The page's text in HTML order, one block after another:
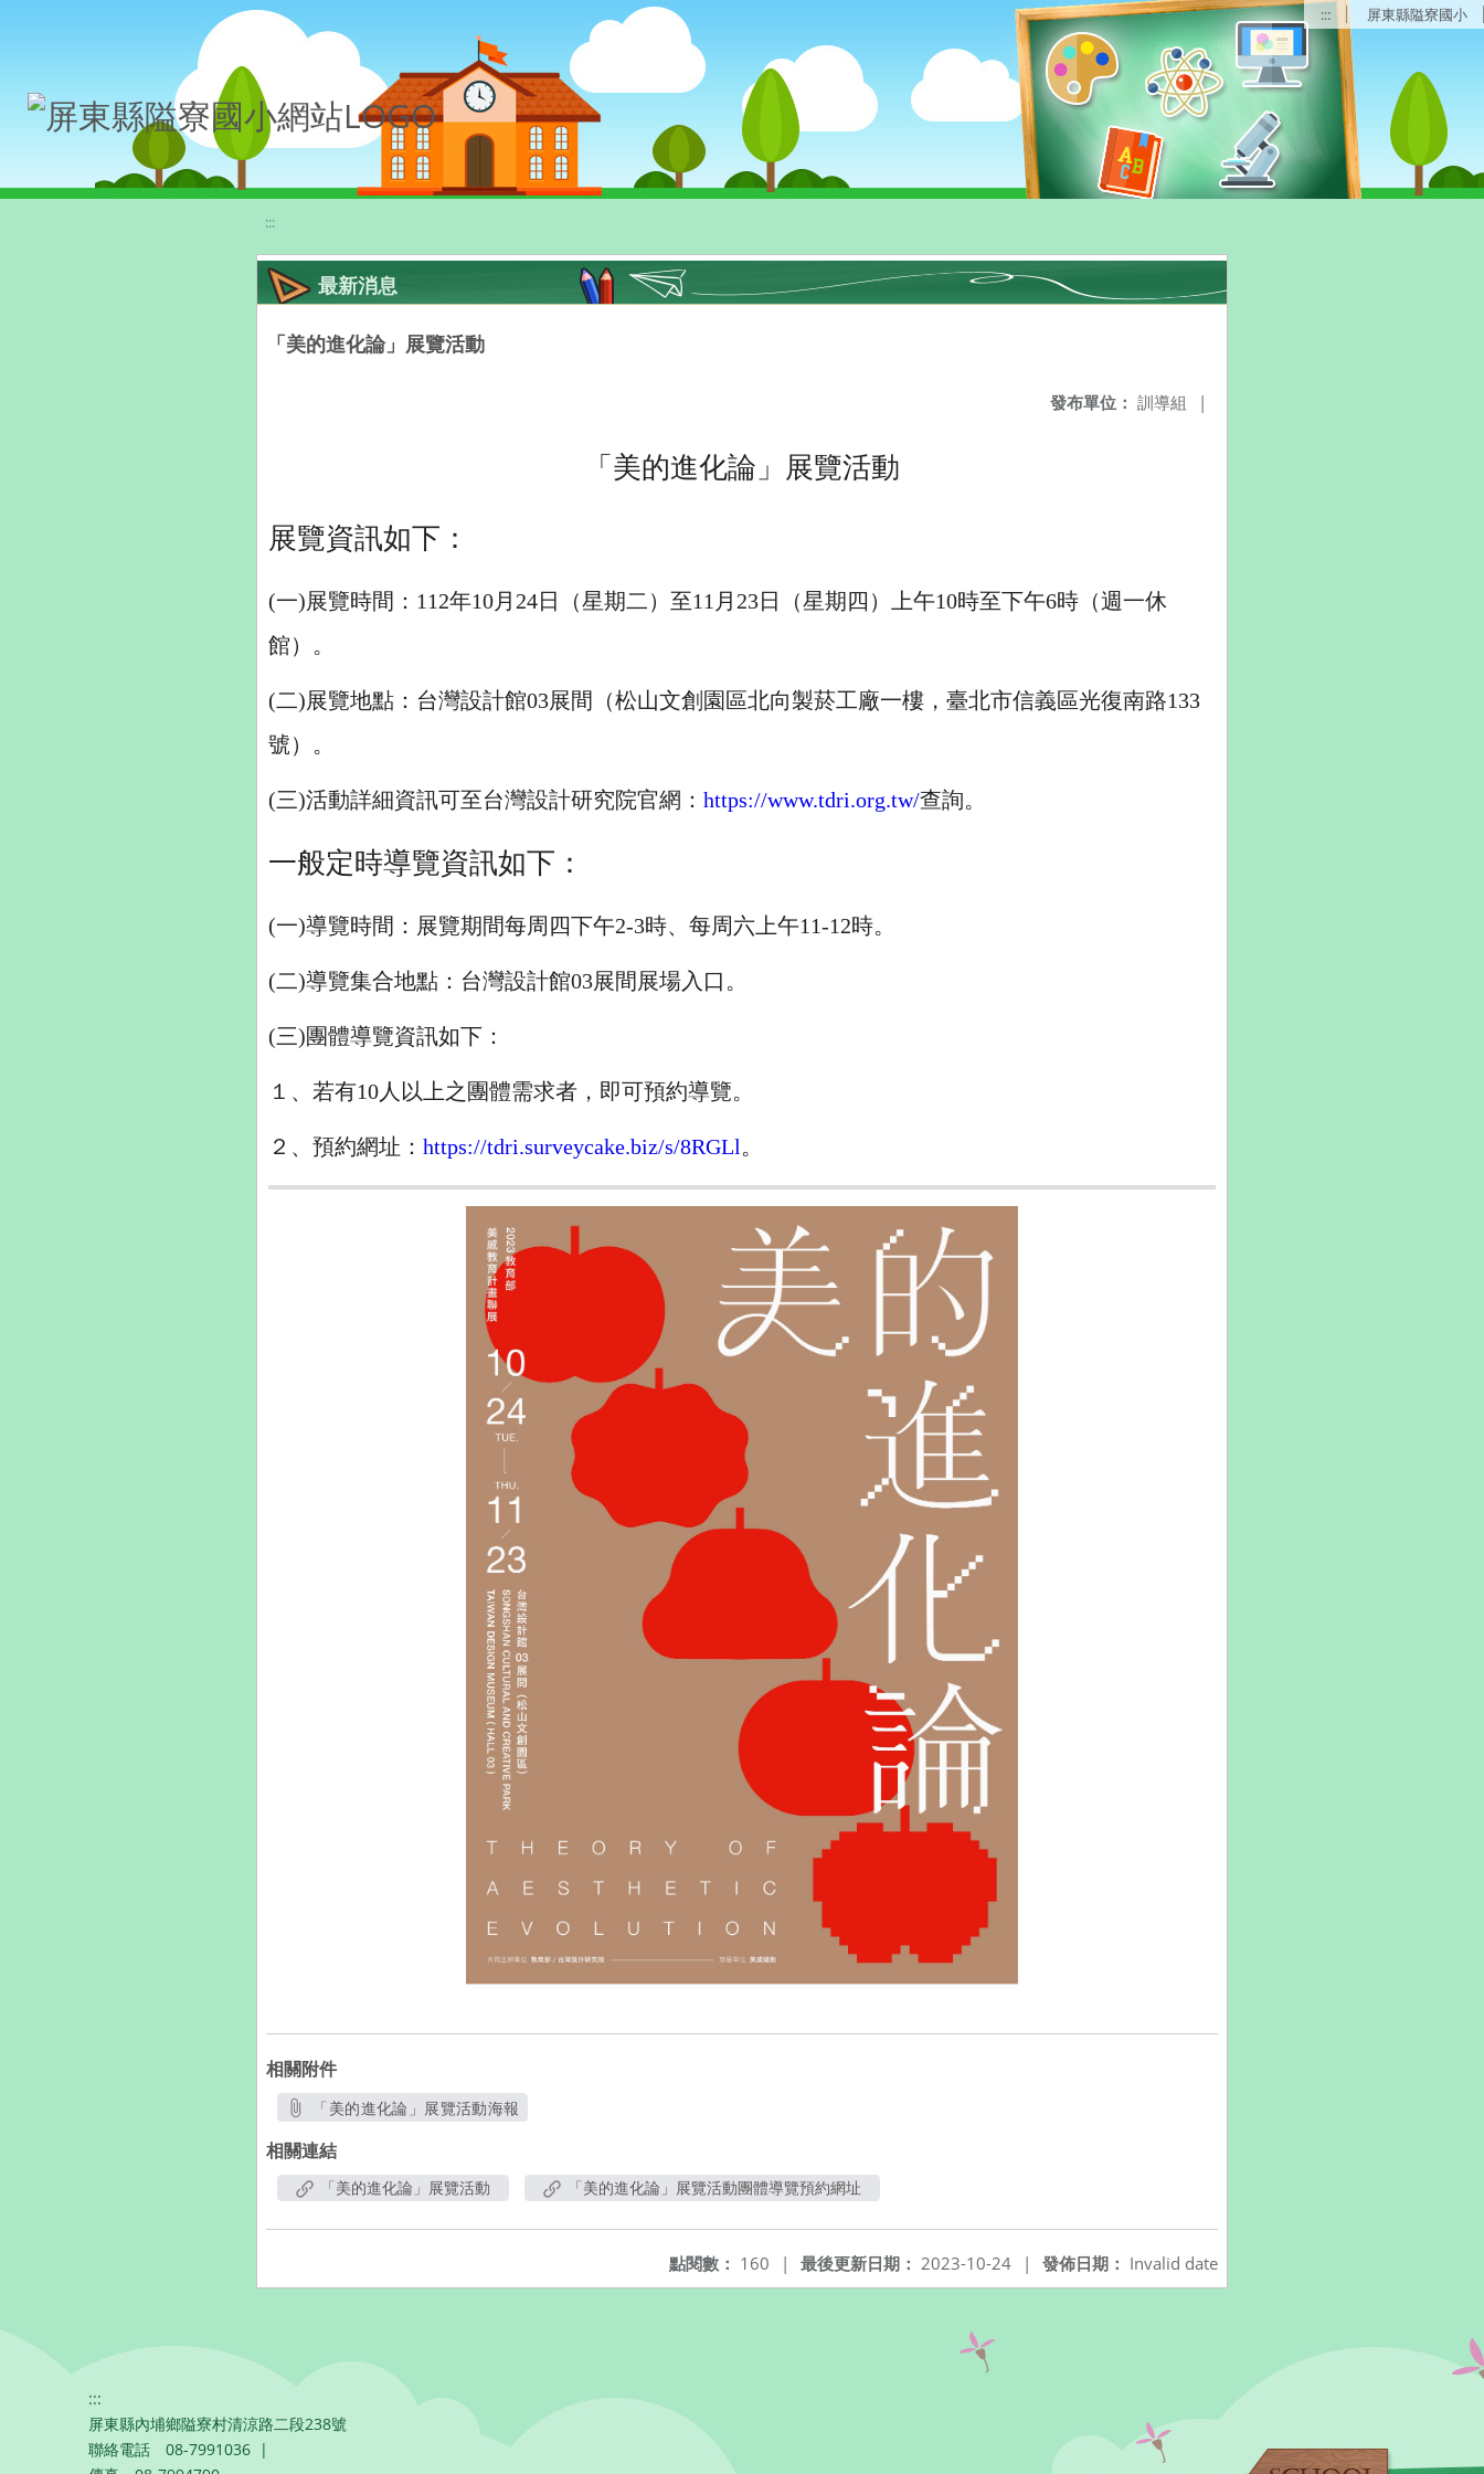
::: 屏東縣隘寮國小
:::
最新消息
「美的進化論」展覽活動
發布單位： 訓導組 |
「美的進化論」展覽活動
展覽資訊如下：
(一)展覽時間：112年10月24日（星期二）至11月23日（星期四）上午10時至下午6時（週一休
館）。
(二)展覽地點：台灣設計館03展間（松山文創園區北向製菸工廠一樓，臺北市信義區光復南路133
號）。
(三)活動詳細資訊可至台灣設計研究院官網： https://www.tdri.org.tw/查詢。
一般定時導覽資訊如下：
(一)導覽時間：展覽期間每周四下午2-3時、每周六上午11-12時。
(二)導覽集合地點：台灣設計館03展間展場入口。
(三)團體導覽資訊如下：
１、若有10人以上之團體需求者，即可預約導覽。
２、預約網址： https://tdri.surveycake.biz/s/8RGLl。
相關附件
「美的進化論」展覽活動海報
相關連結
「美的進化論」展覽活動 「美的進化論」展覽活動團體導覽預約網址
發佈日期： Invalid date
最後更新日期： 2023-10-24 |
點閱數： 160 |
:::
屏東縣內埔鄉隘寮村清涼路二段238號
聯絡電話
08-7991036 |